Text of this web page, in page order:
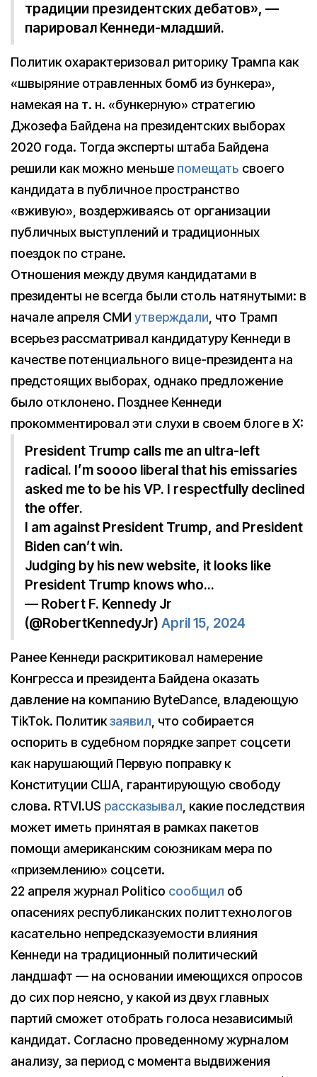
традиции президентских дебатов», —
парировал Кеннеди-младший.
Политик охарактеризовал риторику Трампа как
«швыряние отравленных бомб из бункера»,
намекая на т. н. «бункерную» стратегию
Джозефа Байдена на президентских выборах
2020 года. Тогда эксперты штаба Байдена
решили как можно меньше помещать своего
кандидата в публичное пространство
«вживую», воздерживаясь от организации
публичных выступлений и традиционных
поездок по стране.
Отношения между двумя кандидатами в
президенты не всегда были столь натянутыми: в
начале апреля СМИ утверждали, что Трамп
всерьез рассматривал кандидатуру Кеннеди в
качестве потенциального вице-президента на
предстоящих выборах, однако предложение
было отклонено. Позднее Кеннеди
прокомментировал эти слухи в своем блоге в X:
President Trump calls me an ultra-left
radical. I’m soooo liberal that his emissaries
asked me to be his VP. I respectfully declined
the offer.
I am against President Trump, and President
Biden can’t win.
Judging by his new website, it looks like
President Trump knows who…
— Robert F. Kennedy Jr
(@RobertKennedyJr) April 15, 2024
Ранее Кеннеди раскритиковал намерение
Конгресса и президента Байдена оказать
давление на компанию ByteDance, владеющую
TikTok. Политикзаявил, что собирается
оспорить в судебном порядке запрет соцсети
как нарушающий Первую поправку к
Конституции США, гарантирующую свободу
слова. RTVI.US рассказывал, какие последствия
может иметь принятая в рамках пакетов
помощи американским союзникам мера по
«приземлению» соцсети.
22 апреля журнал Politico сообщил об
опасениях республиканских политтехнологов
касательно непредсказуемости влияния
Кеннеди на традиционный политический
ландшафт — на основании имеющихся опросов
до сих пор неясно, у какой из двух главных
партий сможет отобрать голоса независимый
кандидат. Согласно проведенному журналом
анализу, за период с момента выдвижения